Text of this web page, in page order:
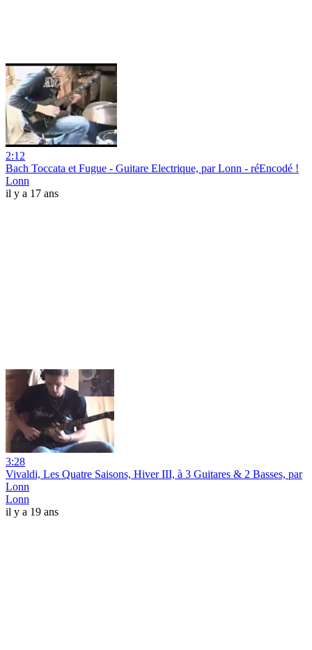
2:12
Bach Toccata et Fugue - Guitare Electrique, par Lonn - réEncodé !
Lonn
il y a 17 ans
3:28
Vivaldi, Les Quatre Saisons, Hiver III, à 3 Guitares & 2 Basses, par
Lonn
Lonn
il y a 19 ans